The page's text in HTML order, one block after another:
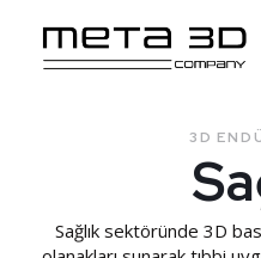
3D
Sağlık sektöründe 3D